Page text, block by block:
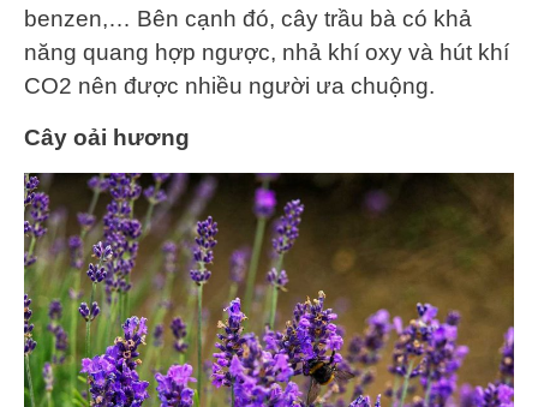
benzen,… Bên cạnh đó, cây trầu bà có khả
năng quang hợp ngược, nhả khí oxy và hút khí
CO2 nên được nhiều người ưa chuộng.
Cây oải hương